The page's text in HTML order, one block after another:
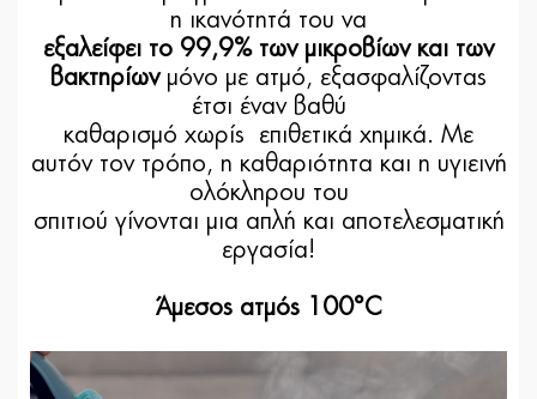
η ικανότητά του να
εξαλείφει το 99,9% των μικροβίων και των
βακτηρίωνμόνο με ατμό, εξασφαλίζοντας
έτσι έναν βαθύ
καθαρισμό χωρίς επιθετικά χημικά. Με
αυτόν τον τρόπο, η καθαριότητα και η υγιεινή
ολόκληρου του
σπιτιού γίνονται μια απλή και αποτελεσματική
εργασία!
Άμεσος ατμός 100°C